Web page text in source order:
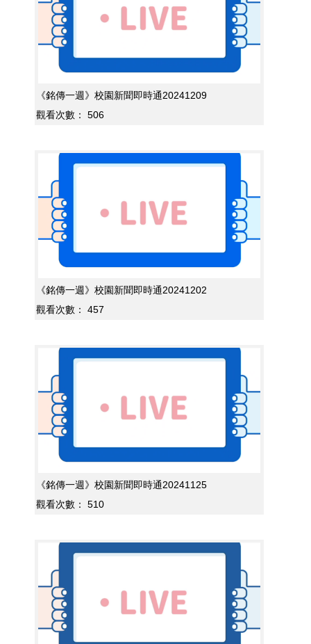
《銘傳一週》校園新聞即時通20241209
觀看次數：
506
《銘傳一週》校園新聞即時通20241202
觀看次數：
457
《銘傳一週》校園新聞即時通20241125
觀看次數：
510